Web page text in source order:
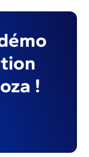
!